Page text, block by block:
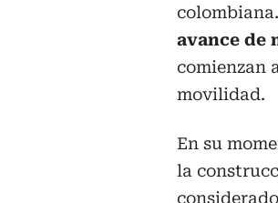
colombiana.
avance de
comienzan
movilidad.
En su
la